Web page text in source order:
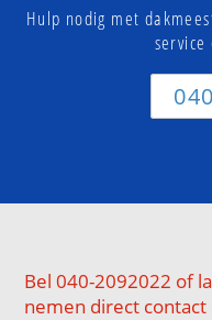
Hulp nodig met
Bel 040-2092022 of
nemen direct contact